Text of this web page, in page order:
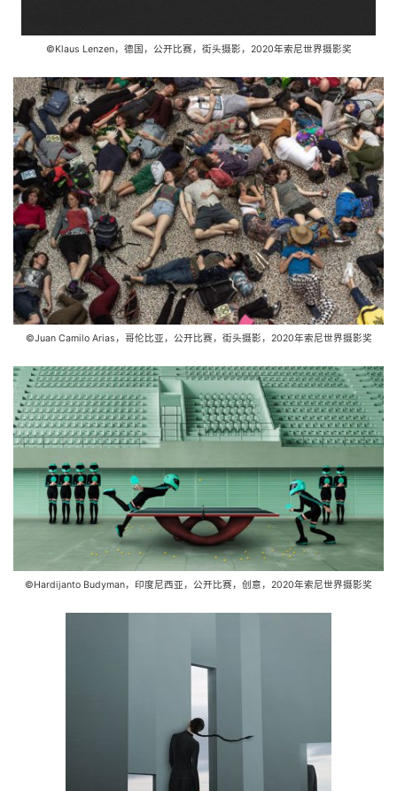
©Klaus Lenzen，德国，公开比赛，街头摄影，2020年索尼世界摄影奖
©Juan Camilo Arias，哥伦比亚，公开比赛，街头摄影，2020年索尼世界摄影奖
©Hardijanto Budyman，印度尼西亚，公开比赛，创意，2020年索尼世界摄影奖